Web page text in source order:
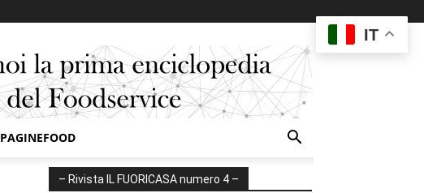
PAGINEFOOD
– Rivista IL FUORICASA numero 4 –
IT